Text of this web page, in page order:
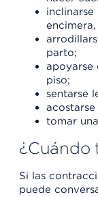
parto;
apoyarse
piso;
sentarse
tomar
¿Cuándo
Si las
puede